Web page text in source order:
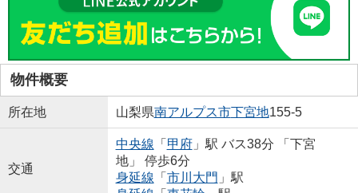
物件概要
所在地 山梨県南アルプス市下宮地155-5
交通
中央線 「 甲府」駅 バス38分 「下宮
地」 停歩6分
身延線 「 市川大門 」駅